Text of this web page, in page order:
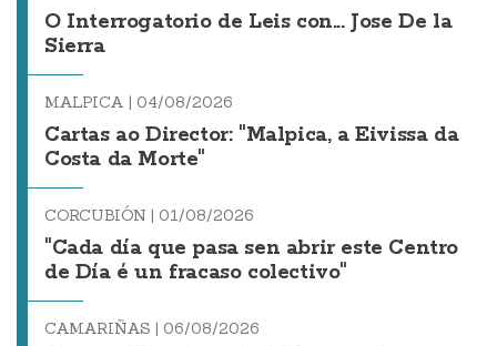
O Interrogatorio de Leis con... Jose De la
Sierra
MALPICA | 04/08/2026
Cartas ao Director: "Malpica, a Eivissa da
Costa da Morte"
CORCUBIÓN | 01/08/2026
"Cada día que pasa sen abrir este Centro
de Día é un fracaso colectivo"
CAMARIÑAS | 06/08/2026